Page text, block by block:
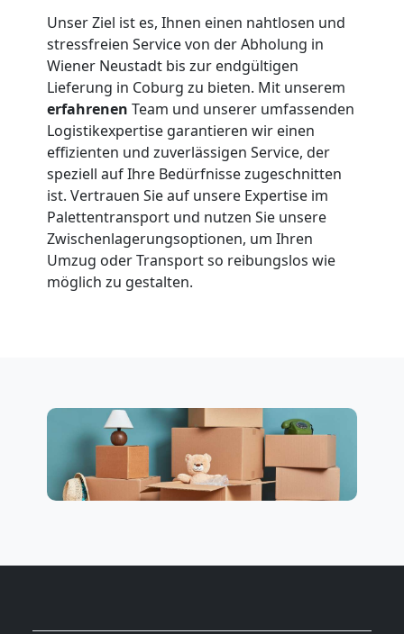
Unser Ziel ist es, Ihnen einen nahtlosen und
stressfreien Service von der Abholung in
Wiener Neustadt bis zur endgültigen
Lieferung in Coburg zu bieten. Mit unserem
erfahrenen Team und unserer umfassenden
Logistikexpertise garantieren wir einen
effizienten und zuverlässigen Service, der
speziell auf Ihre Bedürfnisse zugeschnitten
ist. Vertrauen Sie auf unsere Expertise im
Palettentransport und nutzen Sie unsere
Zwischenlagerungsoptionen, um Ihren
Umzug oder Transport so reibungslos wie
möglich zu gestalten.
Möbeltransport
National
Möbeltransport
International
Beiladung
International
Internationaler